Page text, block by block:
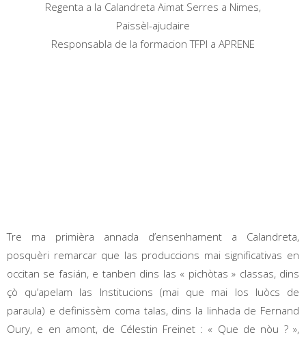
Regenta a la Calandreta Aimat Serres a Nimes,
Paissèl-ajudaire
Responsabla de la formacion TFPI a APRENE
Tre ma primièra annada d’ensenhament a Calandreta,
posquèri remarcar que las produccions mai significativas en
occitan se fasián, e tanben dins las « pichòtas » classas, dins
çò qu’apelam las Institucions (mai que mai los luòcs de
paraula) e definissèm coma talas, dins la linhada de Fernand
Oury, e en amont, de Célestin Freinet : « Que de nòu ? »,